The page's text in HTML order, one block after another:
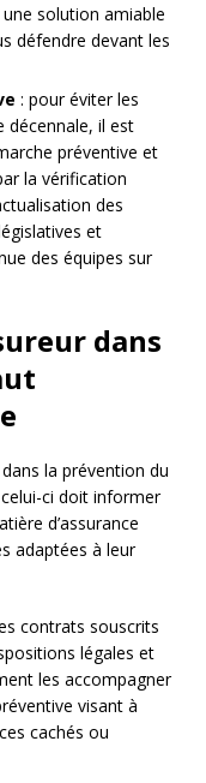
solution amiable
défendre devant les
: pour éviter les
décennale, il est
préventive et
la vérification
des
et
des équipes sur
dans
la prévention du
ci doit informer
d’assurance
adaptées à leur
contrats souscrits
légales et
les accompagner
visant à
cachés ou